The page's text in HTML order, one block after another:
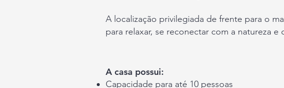
A localização privilegiada de frente para o
para relaxar, se reconectar com a natureza e
A casa possui:
Capacidade para até 10 pessoas